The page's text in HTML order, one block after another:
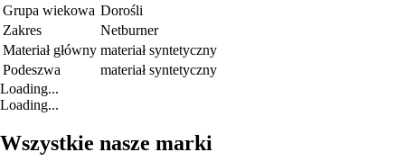
Grupa wiekowa Dorośli
Zakres
Netburner
Materiał główny materiał syntetyczny
Podeszwa
materiał syntetyczny
Loading...
Loading...
Wszystkie nasze marki